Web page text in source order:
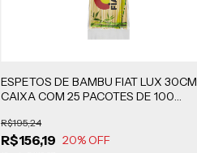
ESPETOS DE BAMBU FIAT LUX 30CM
CAIXA COM 25 PACOTES DE 100
R$156,19
R$195,24
20% OFF